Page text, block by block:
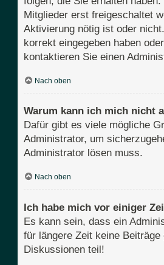
Mitglieder erst freigeschaltet
Aktivierung nötig ist oder
korrekt eingegeben haben
kontaktieren Sie einen
Nach oben
Warum kann ich mich nicht
Dafür gibt es viele mögliche
Administrator, um
Administrator lösen muss.
Nach oben
Ich habe mich vor einiger
Es kann sein, dass ein
für längere Zeit keine
Diskussionen teil!